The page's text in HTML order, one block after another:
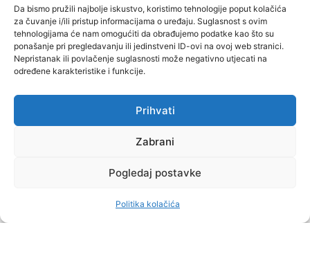
Da bismo pružili najbolje iskustvo, koristimo tehnologije poput kolačića
za čuvanje i/ili pristup informacijama o uređaju. Suglasnost s ovim
tehnologijama će nam omogućiti da obrađujemo podatke kao što su
ponašanje pri pregledavanju ili jedinstveni ID-ovi na ovoj web stranici.
Nepristanak ili povlačenje suglasnosti može negativno utjecati na
određene karakteristike i funkcije.
Prihvati
Zabrani
Pogledaj postavke
Politika kolačića
"Muževni budite" prvi je
hrvatski portal za katoličke
muškarce koji pokušava
reafirmirati u današnje
vrijeme itekako narušen
koji pokušavamo osvijetliti iz
više aspekata, prigodnih
rubrika i poticajnih inicijativa.